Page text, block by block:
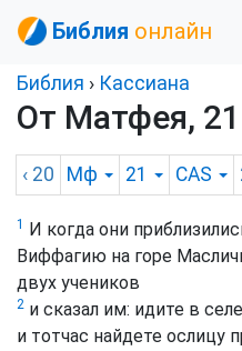
Библия онлайн
Библия › Кассиана
От Матфея, 21
‹ 20 Мф 21 CAS
1 И когда они
Виффагию на горе
двух учеников
2 и сказал им: идите в
и тотчас найдете ослицу